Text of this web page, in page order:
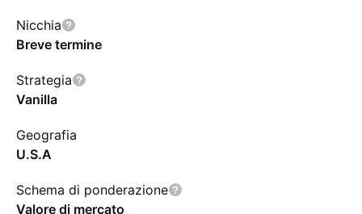
Nicchia
Breve termine
Strategia
Vanilla
Geografia
U.S.A
Schema di ponderazione
Valore di mercato